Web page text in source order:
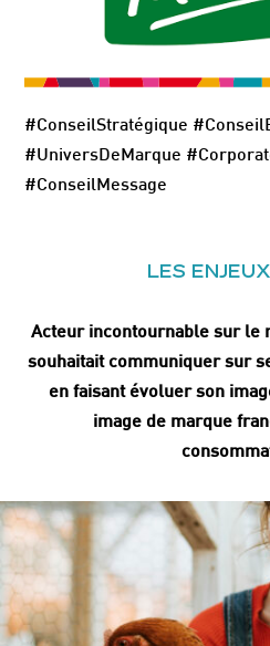
#ConseilStratégique
#UniversDeMarque
#ConseilMessage
LES ENJEUX
Acteur incontournable sur le
souhaitait communiquer sur
en faisant évoluer son
image de marque